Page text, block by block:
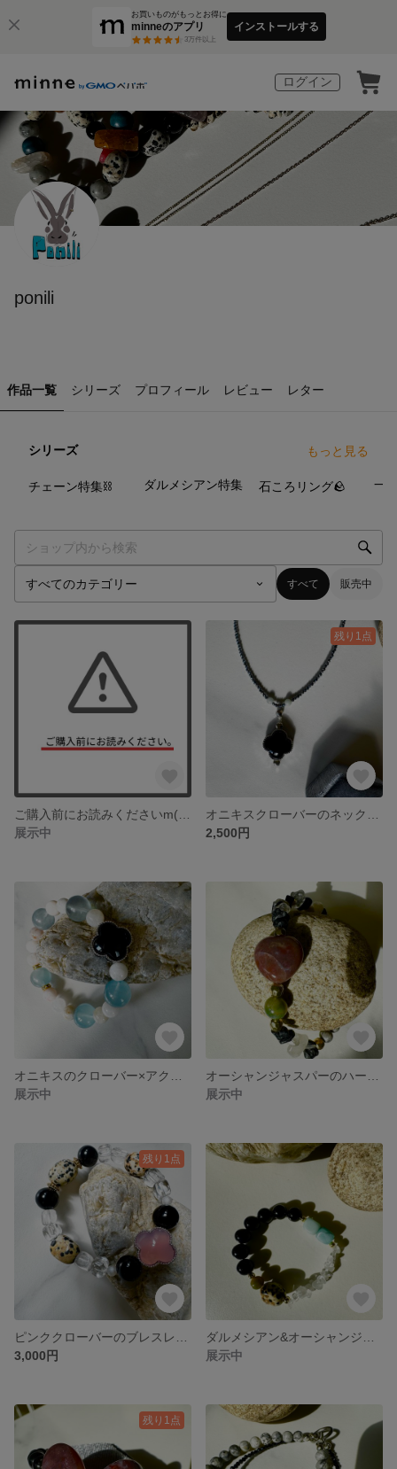
お買いものがもっとお得に
minneのアプリ
3万件以上
インストールする
ログイン
ponili
作品一覧 シリーズ プロフィール レビュー レター
シリーズ もっと見る
チェーン特集⛓️ ダルメシアン特集 石ころリング🪨 一
すべて 販売中
展示中
残り1点
2,500円
展示中
展示中
残り1点
3,000円
展示中
残り1点